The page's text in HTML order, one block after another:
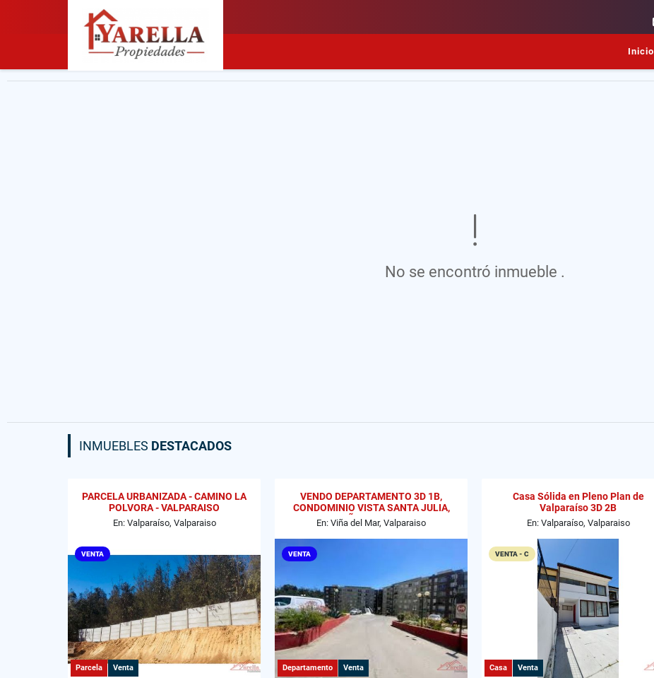
Inicio
No se encontró inmueble .
INMUEBLES DESTACADOS
PARCELA URBANIZADA - CAMINO LA
POLVORA - VALPARAISO
En: Valparaíso, Valparaiso
VENTA
Parcela Venta
VENDO DEPARTAMENTO 3D 1B,
CONDOMINIO VISTA SANTA JULIA,
VIÑA DEL MAR
En: Viña del Mar, Valparaiso
VENTA
Departamento Venta
Casa Sólida en Pleno Plan de
Valparaíso 3D 2B
En: Valparaíso, Valparaiso
VENTA - C
Casa Venta